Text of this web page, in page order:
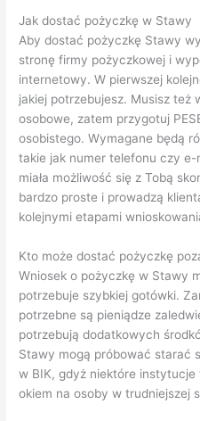
Jak dostać pożyczkę w Stawy
Aby dostać pożyczkę Stawy
stronę firmy pożyczkowej i
internetowy. W pierwszej
jakiej potrzebujesz. Musisz też
osobowe, zatem przygotuj
osobistego. Wymagane będą
takie jak numer telefonu czy
miała możliwość się z Tobą
bardzo proste i prowadzą
kolejnymi etapami
Kto może dostać pożyczkę
Wniosek o pożyczkę w Stawy
potrzebuje szybkiej gotówki.
potrzebne są pieniądze
potrzebują dodatkowych
Stawy mogą próbować starać
w BIK, gdyż niektóre
okiem na osoby w trudniejszej